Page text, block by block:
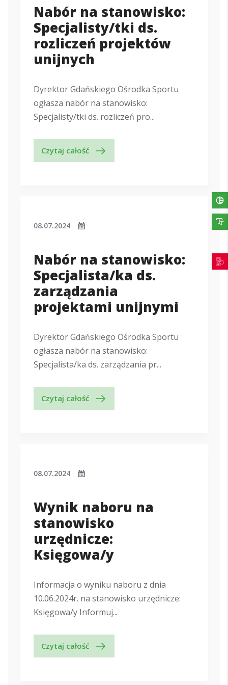
Nabór na stanowisko:
Specjalisty/tki ds.
rozliczeń projektów
unijnych
Dyrektor Gdańskiego Ośrodka Sportu
ogłasza nabór na stanowisko:
Specjalisty/tki ds. rozliczeń pro...
Czytaj całość
08.07.2024
Nabór na stanowisko:
Specjalista/ka ds.
zarządzania
projektami unijnymi
Dyrektor Gdańskiego Ośrodka Sportu
ogłasza nabór na stanowisko:
Specjalista/ka ds. zarządzania pr...
Czytaj całość
08.07.2024
Wynik naboru na
stanowisko
urzędnicze:
Księgowa/y
Informacja o wyniku naboru z dnia
10.06.2024r. na stanowisko urzędnicze:
Księgowa/y Informuj...
Czytaj całość